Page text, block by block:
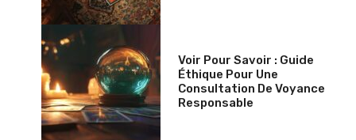
Voir Pour Savoir : Guide
Éthique Pour Une
Consultation De Voyance
Responsable